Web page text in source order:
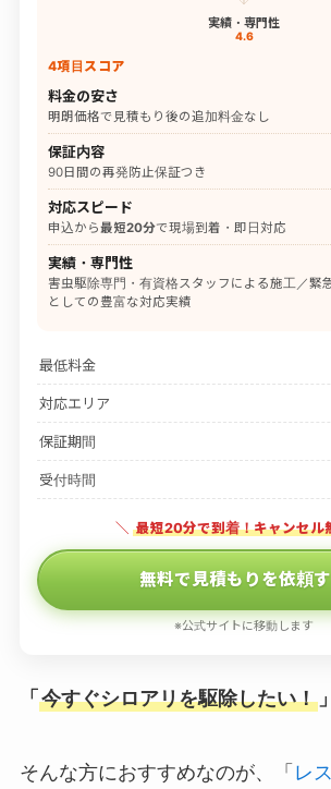
実績・専門性
4.6
4項目スコア
料金の安さ
明朗価格で見積もり後の追加料金なし
保証内容
90日間の再発防止保証つき
対応スピード
申込から最短20分で現場到着・即日対応
実績・専門性
害虫駆除専門・有資格スタッフによる施工／緊
としての豊富な対応実績
最低料金
対応エリア
保証期間
受付時間
＼ 最短20分で到着！キャンセル
無料で見積もりを依頼
※公式サイトに移動します
「 今すぐシロアリを駆除したい！」
そんな方におすすめなのが、「 レ